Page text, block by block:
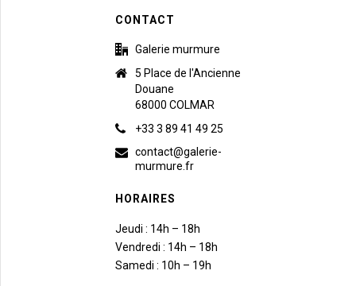
CONTACT
Galerie murmure
5 Place de l'Ancienne
Douane
68000 COLMAR
+33 3 89 41 49 25
contact@galerie-
murmure.fr
HORAIRES
Jeudi : 14h – 18h
Vendredi : 14h – 18h
Samedi : 10h – 19h